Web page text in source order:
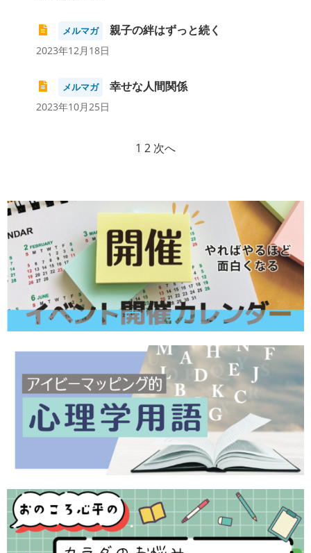
メルマガ 親子の絆はずっと続く
2023年12月18日
メルマガ 幸せな人間関係
2023年10月25日
1 2 次へ